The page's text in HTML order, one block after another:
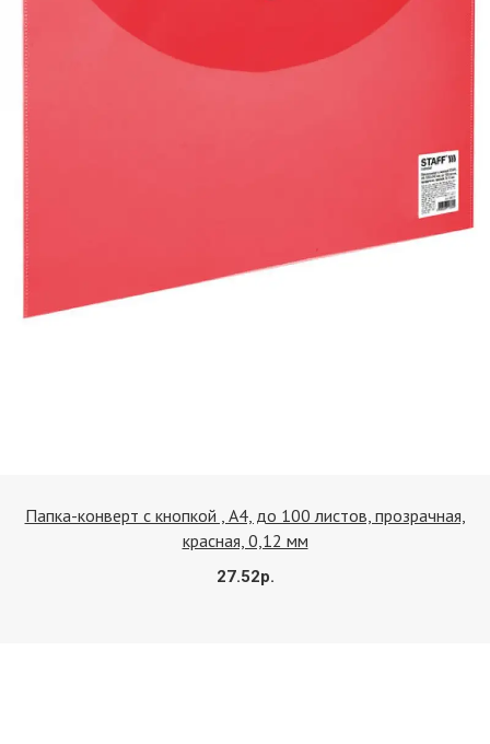
Папка-конверт с кнопкой , А4, до 100 листов, прозрачная,
красная, 0,12 мм
27.52р.